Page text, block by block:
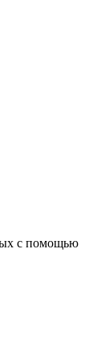
с помощью